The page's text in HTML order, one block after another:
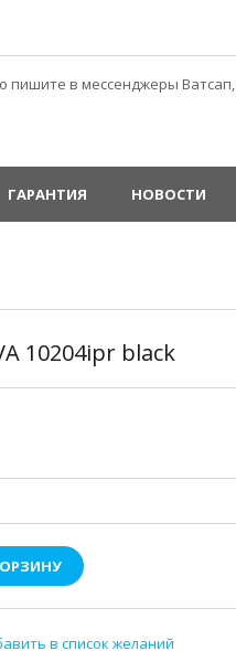
пишите в мессенджеры
ГАРАНТИЯ НОВОСТИ
10204ipr black